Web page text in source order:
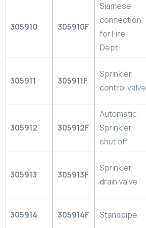
305910 305910F
Siamese
connection
for Fire
Dept.
305911 305911F
Sprinkler
control valve
305912 305912F
Automatic
Sprinkler
shut off
305913 305913F
Sprinkler
drain valve
305914 305914F Standpipe